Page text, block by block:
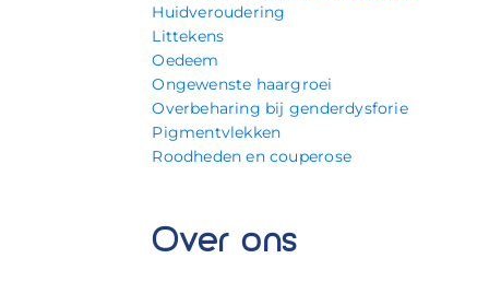
Huidveroudering
Littekens
Oedeem
Ongewenste haargroei
Overbeharing bij genderdysforie
Pigmentvlekken
Roodheden en couperose
Over ons